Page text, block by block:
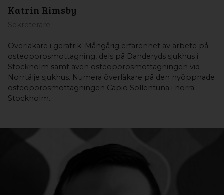
Katrin Rimsby
Sekreterare
Överläkare i geratrik. Mångårig erfarenhet av arbete på
osteoporosmottagning, dels på Danderyds sjukhus i
Stockholm samt även osteoporosmottagningen vid
Norrtälje sjukhus. Numera överläkare på den nyöppnade
osteoporosmottagningen Capio Sollentuna i norra
Stockholm.